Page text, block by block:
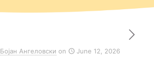
Бојан Ангеловски on June 12, 2026